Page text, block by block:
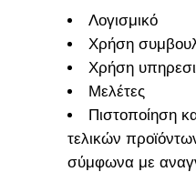
Λογισμικό
Χρήση
Χρήση
Μελέτες
Πιστοποίηση
τελικών
σύμφωνα με